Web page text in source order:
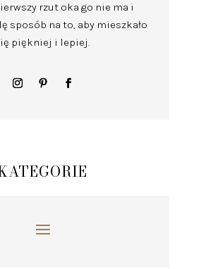
rzut oka go nie ma i
sposób na to, aby mieszkało
piękniej i lepiej.